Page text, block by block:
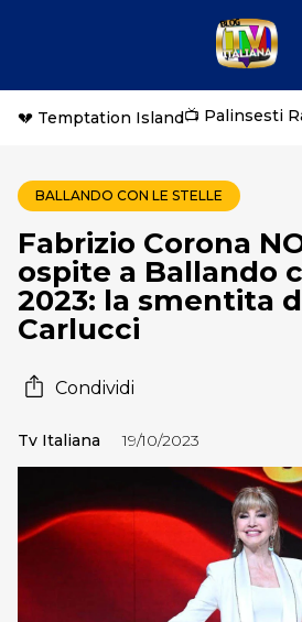
💔 Temptation Island📺 Palinsesti
BALLANDO CON LE STELLE
Fabrizio Corona
ospite a Ballando
2023: la smentita
Carlucci
Condividi
Tv Italiana 19/10/2023